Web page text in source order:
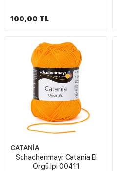
100,00 TL
CATANİA
Schachenmayr Catania El
Örgü İpi 00411